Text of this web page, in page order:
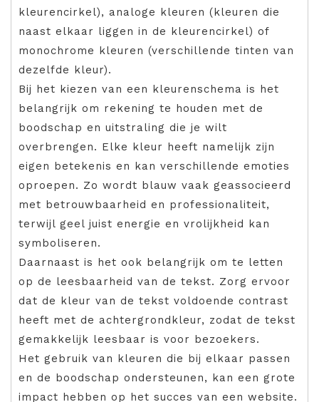
kleurencirkel), analoge kleuren (kleuren die
naast elkaar liggen in de kleurencirkel) of
monochrome kleuren (verschillende tinten van
dezelfde kleur).
Bij het kiezen van een kleurenschema is het
belangrijk om rekening te houden met de
boodschap en uitstraling die je wilt
overbrengen. Elke kleur heeft namelijk zijn
eigen betekenis en kan verschillende emoties
oproepen. Zo wordt blauw vaak geassocieerd
met betrouwbaarheid en professionaliteit,
terwijl geel juist energie en vrolijkheid kan
symboliseren.
Daarnaast is het ook belangrijk om te letten
op de leesbaarheid van de tekst. Zorg ervoor
dat de kleur van de tekst voldoende contrast
heeft met de achtergrondkleur, zodat de tekst
gemakkelijk leesbaar is voor bezoekers.
Het gebruik van kleuren die bij elkaar passen
en de boodschap ondersteunen, kan een grote
impact hebben op het succes van een website.